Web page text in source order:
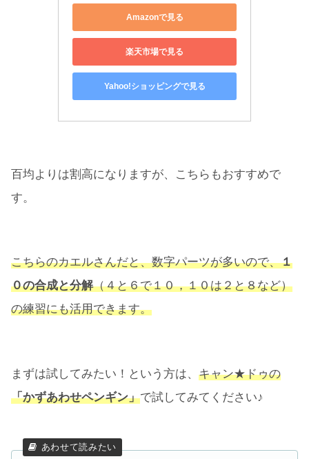
Amazonで見る
楽天市場で見る
Yahoo!ショッピングで見る
百均よりは割高になりますが、こちらもおすすめで
す。
こちらのカエルさんだと、数字パーツが多いので、１
０の合成と分解（４と６で１０，１０は２と８など）
の練習にも活用できます。
まずは試してみたい！という方は、 キャン★ドゥの
「かずあわせペンギン」で試してみてください♪